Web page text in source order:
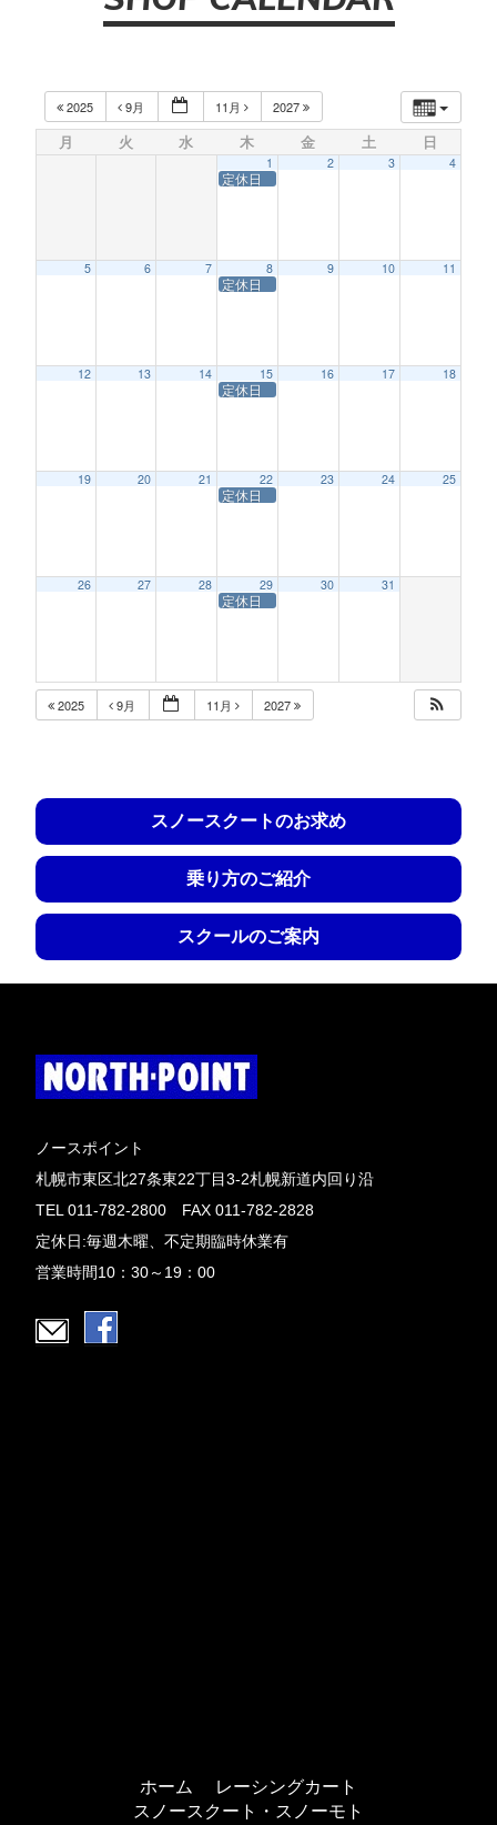
2025 9月 11月 2027
月 火 水 木 金 土 日
1
定休日
2 3 4
5 6 7 8
定休日
9 10 11
12 13 14 15
定休日
16 17 18
19 20 21 22
定休日
23 24 25
26 27 28 29
定休日
30 31
2025 9月 11月 2027
スノースクートのお求め
乗り方のご紹介
スクールのご案内
ノースポイント
札幌市東区北27条東22丁目3-2札幌新道内回り沿
TEL 011-782-2800 FAX 011-782-2828
定休日:毎週木曜、不定期臨時休業有
営業時間10：30～19：00
ホーム
レーシングカート
スノースクート・スノーモト